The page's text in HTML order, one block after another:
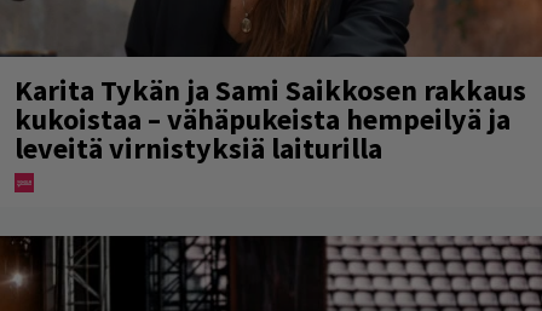
Karita Tykän ja Sami Saikkosen rakkaus
kukoistaa – vähäpukeista hempeilyä ja
leveitä virnistyksiä laiturilla